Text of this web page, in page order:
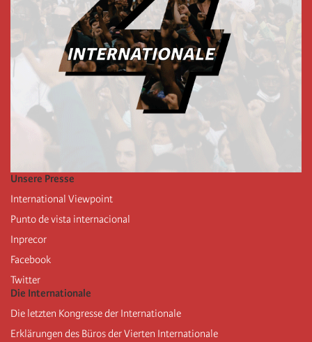
Unsere Presse
International Viewpoint
Punto de vista internacional
Inprecor
Facebook
Twitter
Die Internationale
Die letzten Kongresse der Internationale
Erklärungen des Büros der Vierten Internationale